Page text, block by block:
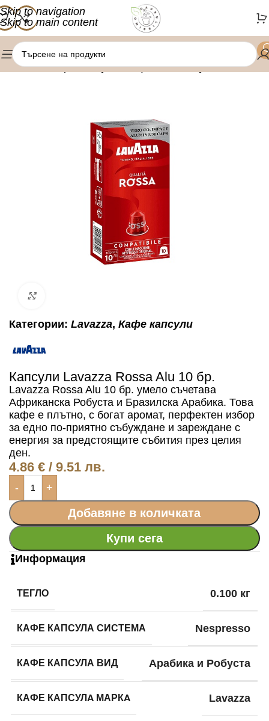
Skip to navigation
Skip to main content
Начало/Кафе капсули/Nespresso капсули
Категории: Lavazza, Кафе капсули
Капсули Lavazza Rossa Alu 10 бр.
Lavazza Rossa Alu 10 бр. умело съчетава
Африканска Робуста и Бразилска Арабика. Това
кафе е плътно, с богат аромат, перфектен избор
за едно по-приятно събуждане и зареждане с
енергия за предстоящите събития през целия
ден.
4.86 € / 9.51 лв.
- +
Добавяне в количката
Купи сега
Информация
ТЕГЛО 0.100 кг
КАФЕ КАПСУЛА СИСТЕМА Nespresso
КАФЕ КАПСУЛА ВИД Арабика и Робуста
КАФЕ КАПСУЛA МАРКA Lavazza